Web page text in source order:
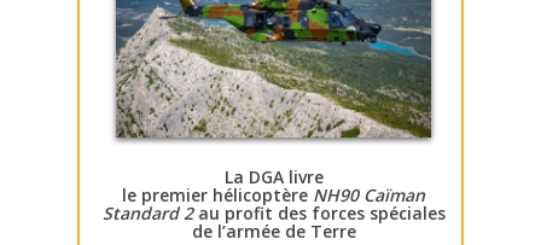
La DGA livre
le premier hélicoptère NH90 Caïman
Standard 2au profit des forces spéciales
de l’armée de Terre